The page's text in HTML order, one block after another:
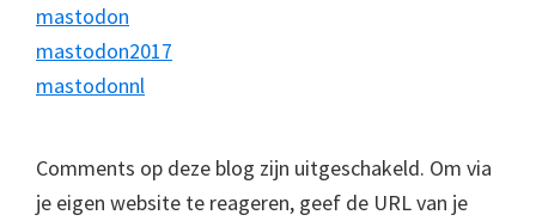
mastodon
mastodon2017
mastodonnl
Comments op deze blog zijn uitgeschakeld. Om via
je eigen website te reageren, geef de URL van je